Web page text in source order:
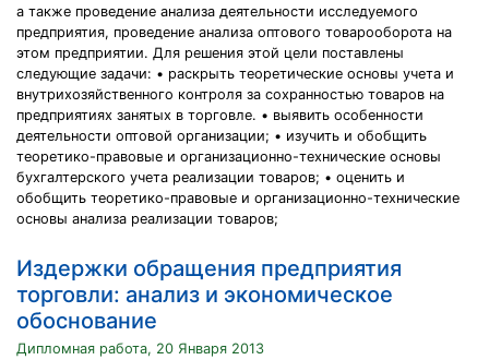
а также проведение анализа деятельности исследуемого
предприятия, проведение анализа оптового товарооборота на
этом предприятии. Для решения этой цели поставлены
следующие задачи: • раскрыть теоретические основы учета и
внутрихозяйственного контроля за сохранностью товаров на
предприятиях занятых в торговле. • выявить особенности
деятельности оптовой организации; • изучить и обобщить
теоретико-правовые и организационно-технические основы
бухгалтерского учета реализации товаров; • оценить и
обобщить теоретико-правовые и организационно-технические
основы анализа реализации товаров;
Издержки обращения предприятия
торговли: анализ и экономическое
обоснование
Дипломная работа, 20 Января 2013